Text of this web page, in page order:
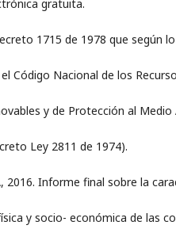
gratuita.
1715 de 1978 que según
Código Nacional de los
y de Protección al Medio
Ley 2811 de 1974).
2016. Informe final sobre la
y socio- económica de las